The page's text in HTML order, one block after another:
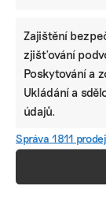
Zajištění
zjišťování
Poskytování a
Ukládání a
údajů.
Správa 1811
STÁHNĚTE SI